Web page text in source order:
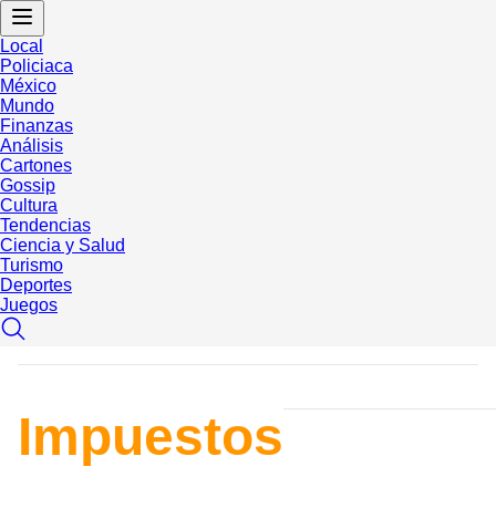
Local
Policiaca
México
Mundo
Finanzas
Análisis
Cartones
Gossip
Cultura
Tendencias
Ciencia y Salud
Turismo
Deportes
Juegos
Impuestos